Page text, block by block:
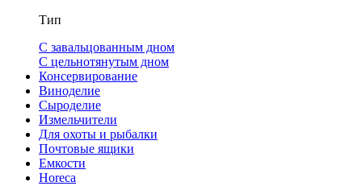
Тип
С завальцованным дном
С цельнотянутым дном
Консервирование
Виноделие
Сыроделие
Измельчители
Для охоты и рыбалки
Почтовые ящики
Емкости
Horeca